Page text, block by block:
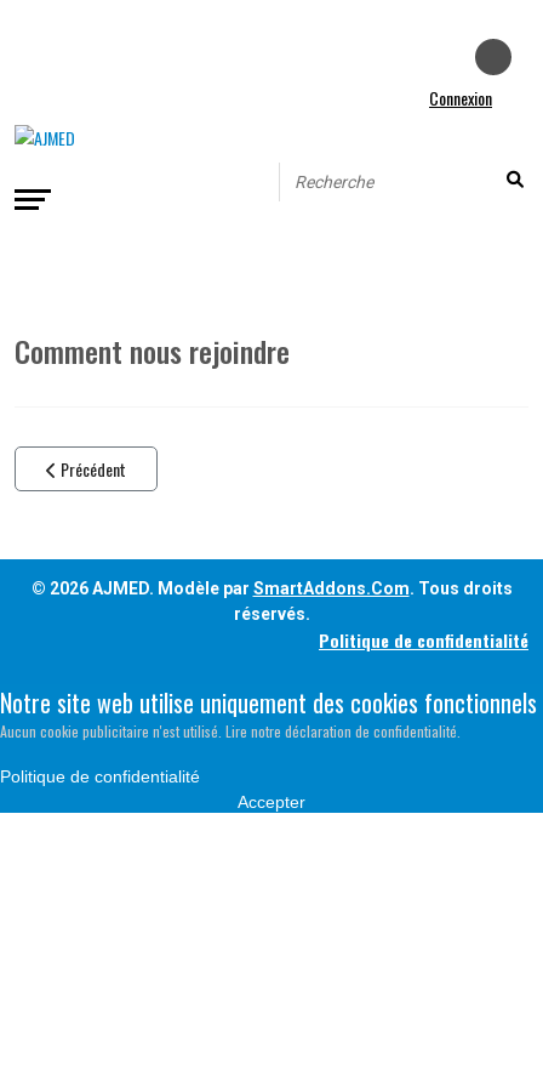
Connexion
Comment nous rejoindre
Article précédent : Missions, activités, financement
Précédent
© 2026 AJMED. Modèle par SmartAddons.Com. Tous droits
réservés.
Politique de confidentialité
Notre site web utilise uniquement des cookies fonctionnels
Aucun cookie publicitaire n'est utilisé. Lire notre déclaration de confidentialité.
Politique de confidentialité
Accepter